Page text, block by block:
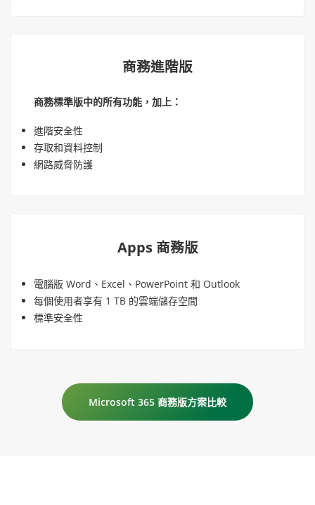
商務進階版
商務標準版中的所有功能，加上：
進階安全性
存取和資料控制
網路威脅防護
Apps 商務版
電腦版 Word、Excel、PowerPoint 和 Outlook
每個使用者享有 1 TB 的雲端儲存空間
標準安全性
Microsoft 365 商務版方案比較